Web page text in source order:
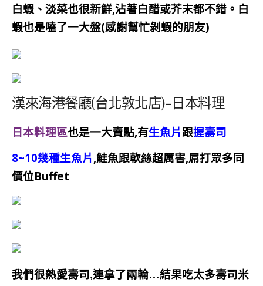
白蝦、淡菜也很新鮮,沾著白醋或芥末都不錯。白
蝦也是嗑了一大盤(感謝幫忙剝蝦的朋友)
漢來海港餐廳(台北敦北店)-日本料理
日本料理區也是一大賣點,有生魚片跟握壽司
8~10幾種生魚片,鮭魚跟軟絲超厲害,屌打眾多同
價位Buffet
我們很熱愛壽司,連拿了兩輪…結果吃太多壽司米